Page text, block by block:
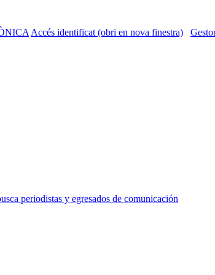
Accés identificat (obri en nova finestra)
periodistas y egresados de comunicación